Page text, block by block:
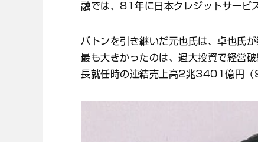
融では、81年に日本クレジットサービ
バトンを引き継いだ元也氏は、卓也氏
最も大きかったのは、過大投資で経営
長就任時の連結売上高2兆3401億円（